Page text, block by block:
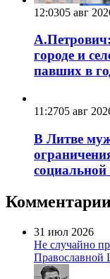
12:0305 авг
городе и
павших в
11:2705 авг
В Литве
социальной
31 июл 2026
Не случайно
Православной